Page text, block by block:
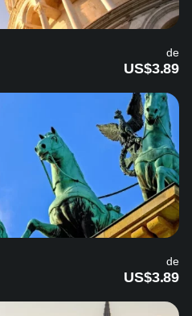
de
US$3.89
de
US$3.89